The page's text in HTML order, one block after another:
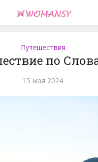
Путешествия
по
15 мая 2024